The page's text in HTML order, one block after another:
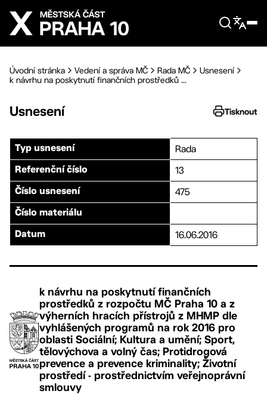
Přejít na hlavní obsah
Úvodní stránka Vedení a správa MČ Rada MČ
Usnesení
k návrhu na poskytnutí finančních prostředků ...
Usnesení Tisknout
Typ usnesení Rada
Referenční číslo 13
Číslo usnesení 475
Číslo materiálu
Datum 16.06.2016
k návrhu na poskytnutí finančních
prostředků z rozpočtu MČ Praha 10 a z
výherních hracích přístrojů z MHMP dle
vyhlášených programů na rok 2016 pro
oblasti Sociální; Kultura a umění; Sport,
tělovýchova a volný čas; Protidrogová
prevence a prevence kriminality; Životní
prostředí - prostřednictvím veřejnoprávní
smlouvy